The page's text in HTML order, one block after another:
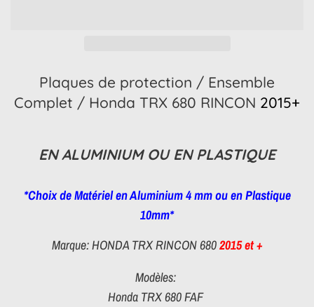
Plaques de protection / Ensemble
Complet / Honda TRX 680 RINCON 2015+
EN ALUMINIUM OU EN PLASTIQUE
*Choix de Matériel en Aluminium 4 mm ou en Plastique
10mm*
Marque: HONDA TRX RINCON 6802015 et +
Modèles:
Honda TRX 680 FAF